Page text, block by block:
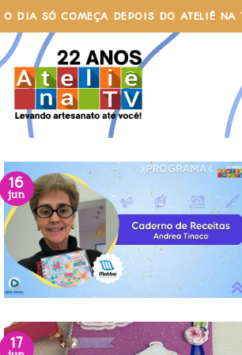
O DIA SÓ COMEÇA DEPOIS DO ATELIÊ NA
16
jun
17